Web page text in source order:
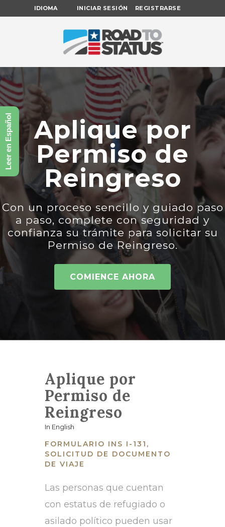
IDIOMA INICIAR SESIÓN REGISTRARSE
Aplique por
Permiso de
Reingreso
Con un proceso sencillo y guiado paso
a paso, complete con seguridad y
confianza su trámite para solicitar su
Permiso de Reingreso.
COMIENCE AHORA
Aplique por
Permiso de
Reingreso
In English
FORMULARIO INS I-131,
SOLICITUD DE DOCUMENTO
DE VIAJE
Las personas que cuentan
con estatus de refugiado o
asilado político pueden usar
Leer en Español